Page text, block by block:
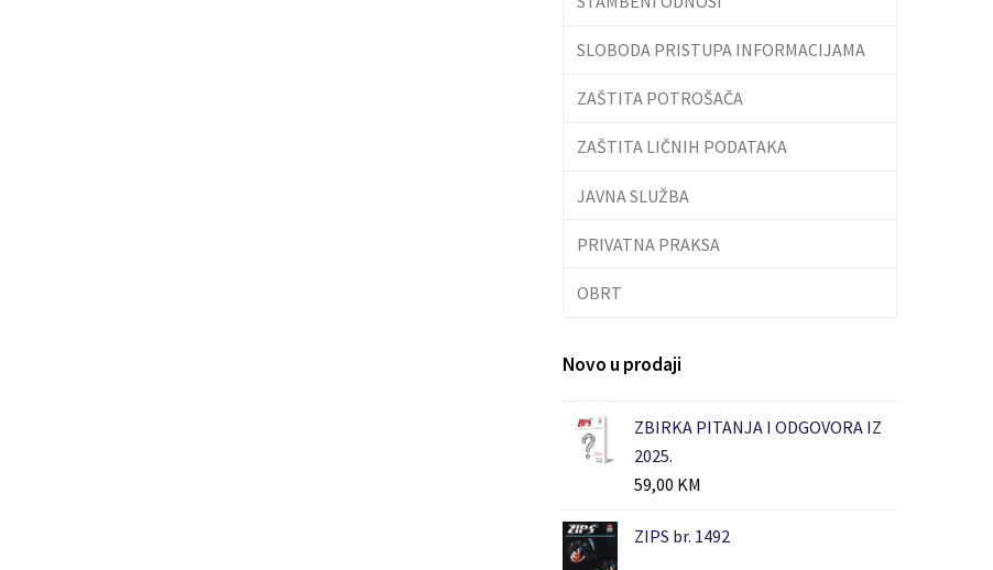
SLOBODA PRISTUPA INFORMACIJAMA
ZAŠTITA POTROŠAČA
ZAŠTITA LIČNIH PODATAKA
JAVNA SLUŽBA
PRIVATNA PRAKSA
OBRT
Novo u prodaji
ZBIRKA PITANJA I ODGOVORA IZ
2025.
59,00 KM
ZIPS br. 1492